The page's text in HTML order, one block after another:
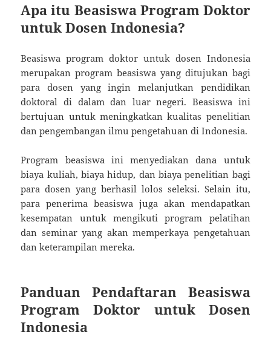
Apa itu Beasiswa Program Doktor
untuk Dosen Indonesia?
Beasiswa program doktor untuk dosen Indonesia
merupakan program beasiswa yang ditujukan bagi
para dosen yang ingin melanjutkan pendidikan
doktoral di dalam dan luar negeri. Beasiswa ini
bertujuan untuk meningkatkan kualitas penelitian
dan pengembangan ilmu pengetahuan di Indonesia.
Program beasiswa ini menyediakan dana untuk
biaya kuliah, biaya hidup, dan biaya penelitian bagi
para dosen yang berhasil lolos seleksi. Selain itu,
para penerima beasiswa juga akan mendapatkan
kesempatan untuk mengikuti program pelatihan
dan seminar yang akan memperkaya pengetahuan
dan keterampilan mereka.
Panduan Pendaftaran Beasiswa
Program Doktor untuk Dosen
Indonesia